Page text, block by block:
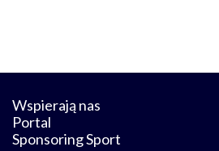
Wspierają nas
Portal
Sponsoring Sport